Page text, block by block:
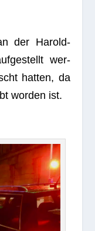
der Harold­
wer­
hat­ten, da
wor­den ist.